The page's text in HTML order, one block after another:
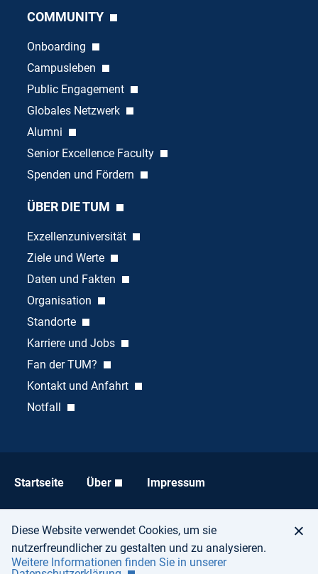
Diese Website verwendet Cookies, um sie
nutzerfreundlicher zu gestalten und zu analysieren.
Weitere Informationen finden Sie in unserer
COMMUNITY
Onboarding
Campusleben
Public Engagement
Globales Netzwerk
Alumni
Senior Excellence Faculty
Spenden und Fördern
ÜBER DIE TUM
Exzellenzuniversität
Ziele und Werte
Daten und Fakten
Organisation
Standorte
Karriere und Jobs
Fan der TUM?
Kontakt und Anfahrt
Notfall
Startseite Über Impressum